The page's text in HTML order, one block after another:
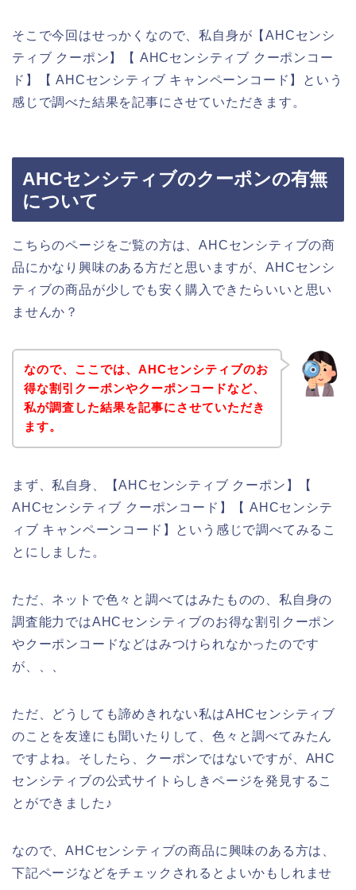
そこで今回はせっかくなので、私自身が【AHCセンシ
ティブ クーポン】【 AHCセンシティブ クーポンコー
ド】【 AHCセンシティブ キャンペーンコード】という
感じで調べた結果を記事にさせていただきます。
AHCセンシティブのクーポンの有無
について
こちらのページをご覧の方は、AHCセンシティブの商
品にかなり興味のある方だと思いますが、AHCセンシ
ティブの商品が少しでも安く購入できたらいいと思い
ませんか？
なので、ここでは、AHCセンシティブのお
得な割引クーポンやクーポンコードなど、
私が調査した結果を記事にさせていただき
ます。
まず、私自身、【AHCセンシティブ クーポン】【
AHCセンシティブ クーポンコード】【 AHCセンシテ
ィブ キャンペーンコード】という感じで調べてみるこ
とにしました。
ただ、ネットで色々と調べてはみたものの、私自身の
調査能力ではAHCセンシティブのお得な割引クーポン
やクーポンコードなどはみつけられなかったのです
が、、、
ただ、どうしても諦めきれない私はAHCセンシティブ
のことを友達にも聞いたりして、色々と調べてみたん
ですよね。そしたら、クーポンではないですが、AHC
センシティブの公式サイトらしきページを発見するこ
とができました♪
なので、AHCセンシティブの商品に興味のある方は、
下記ページなどをチェックされるとよいかもしれませ